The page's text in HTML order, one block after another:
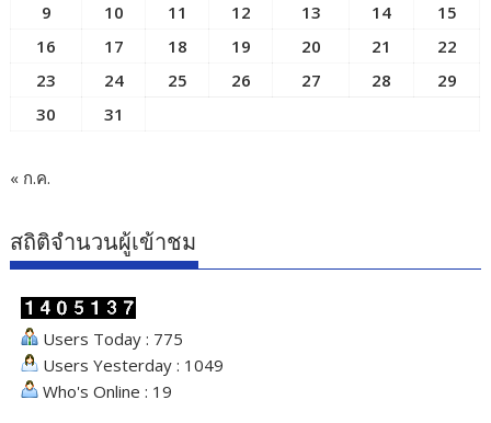
9
10 11 12 13 14
15
16
17 18 19 20 21
22
23
24 25 26 27 28
29
30
31
« ก.ค.
สถิติจำนวนผู้เข้าชม
Users Today : 775
Users Yesterday : 1049
Who's Online : 19